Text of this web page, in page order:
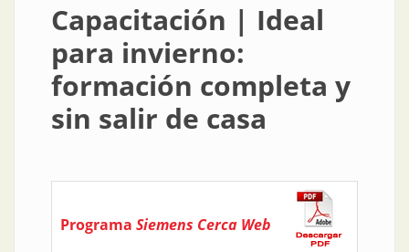
Capacitación | Ideal
para invierno:
formación completa y
sin salir de casa
Programa Siemens Cerca Web